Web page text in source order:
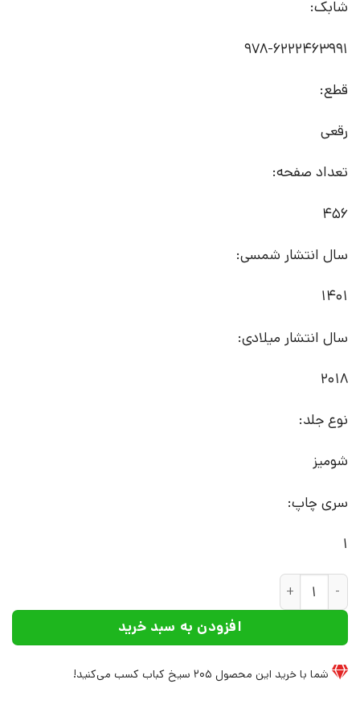
شابک:
978-6222463991
قطع:
رقعی
تعداد صفحه:
456
سال انتشار شمسی:
1401
سال انتشار میلادی:
2018
نوع جلد:
شومیز
سری چاپ:
1
کتاب اعتیاد به ذهن میمونی | انتشارات علم عدد
افزودن به سبد خرید
شما با خرید این محصول 205 سیخ کباب کسب می‌کنید!